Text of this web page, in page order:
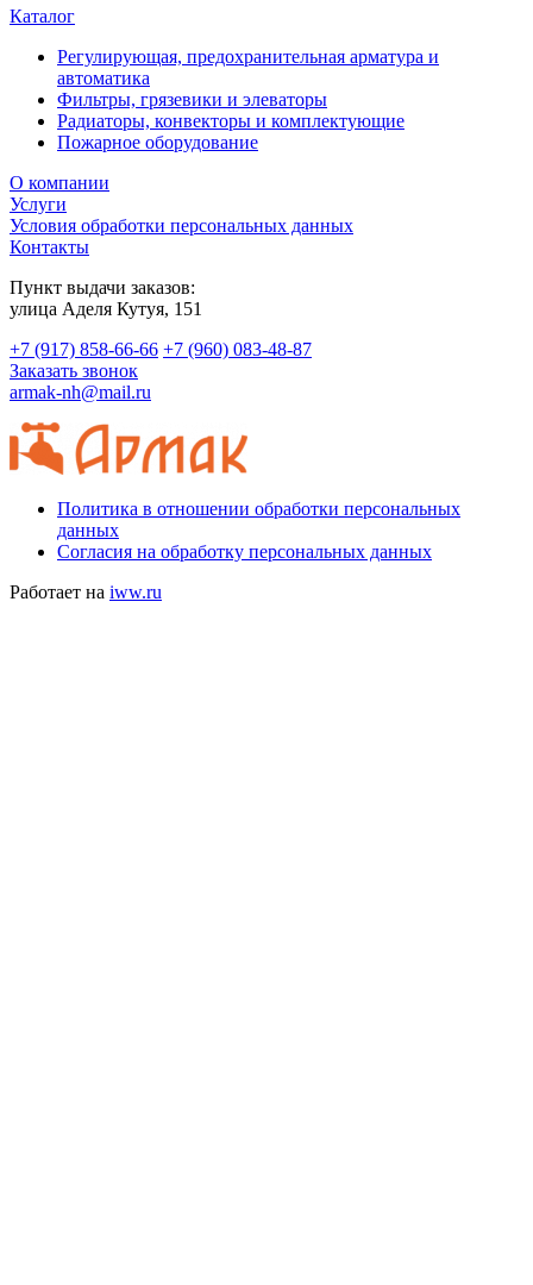
Каталог
Регулирующая, предохранительная арматура и
автоматика
Фильтры, грязевики и элеваторы
Радиаторы, конвекторы и комплектующие
Пожарное оборудование
О компании
Услуги
Условия обработки персональных данных
Контакты
Пункт выдачи заказов:
​улица Аделя Кутуя, 151
+7 (917) 858-66-66 +7 (960) 083-48-87
Заказать звонок
armak-nh@mail.ru
Политика в отношении обработки персональных
данных
Согласия на обработку персональных данных
Работает на iww.ru